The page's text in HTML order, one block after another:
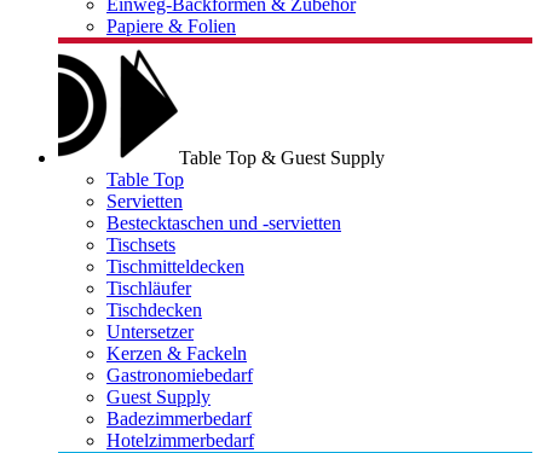
Einweg-Backformen & Zubehör
Papiere & Folien
Table Top & Guest Supply
Table Top
Servietten
Bestecktaschen und -servietten
Tischsets
Tischmitteldecken
Tischläufer
Tischdecken
Untersetzer
Kerzen & Fackeln
Gastronomiebedarf
Guest Supply
Badezimmerbedarf
Hotelzimmerbedarf